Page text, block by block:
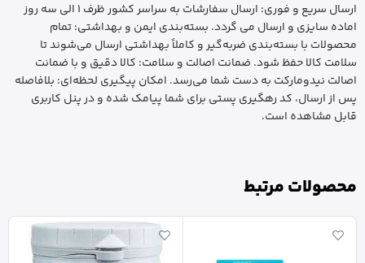
ارسال سریع و فوری: ارسال سفارشات به سراسر کشور ظرف 1 الی سه روز
اماده سایزی و ارسال می گردد. بسته‌بندی ایمن و بهداشتی: تمام
محصولات با بسته‌بندی ضربه‌گیر و کاملاً بهداشتی ارسال می‌شوند تا
سلامت کالا حفظ شود. ضمانت اصالت و سلامت: کالا دقیق و با ضمانت
اصالت نیدومارکت به دست شما می‌رسد. امکان پیگیری لحظه‌ای: بلافاصله
پس از ارسال، کد رهگیری پستی برای شما پیامک شده و در پنل کاربری
قابل مشاهده است.
محصولات مرتبط